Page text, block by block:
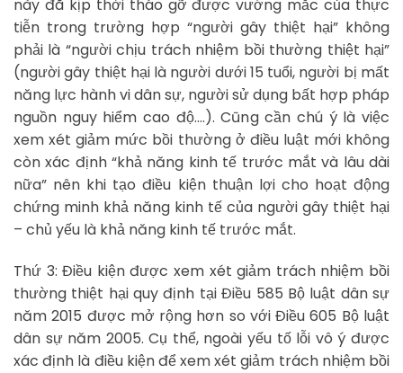
này đã kịp thời tháo gỡ được vướng mắc của thực
tiễn trong trường hợp “người gây thiệt hại” không
phải là “người chịu trách nhiệm bồi thường thiệt hại”
(người gây thiệt hại là người dưới 15 tuổi, người bị mất
năng lực hành vi dân sự, người sử dụng bất hợp pháp
nguồn nguy hiểm cao độ….). Cũng cần chú ý là việc
xem xét giảm mức bồi thường ở điều luật mới không
còn xác định “khả năng kinh tế trước mắt và lâu dài
nữa” nên khi tạo điều kiện thuận lợi cho hoạt động
chứng minh khả năng kinh tế của người gây thiệt hại
– chủ yếu là khả năng kinh tế trước mắt.
Thứ 3: Điều kiện được xem xét giảm trách nhiệm bồi
thường thiệt hại quy định tại Điều 585 Bộ luật dân sự
năm 2015 được mở rộng hơn so với Điều 605 Bộ luật
dân sự năm 2005. Cụ thể, ngoài yếu tố lỗi vô ý được
xác định là điều kiện để xem xét giảm trách nhiệm bồi